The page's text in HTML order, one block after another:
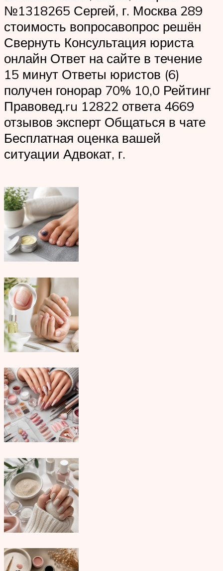
№1318265 Сергей, г. Москва 289
стоимость вопросавопрос решён
Свернуть Консультация юриста
онлайн Ответ на сайте в течение
15 минут Ответы юристов (6)
получен гонорар 70% 10,0 Рейтинг
Правовед.ru 12822 ответа 4669
отзывов эксперт Общаться в чате
Бесплатная оценка вашей
ситуации Адвокат, г.